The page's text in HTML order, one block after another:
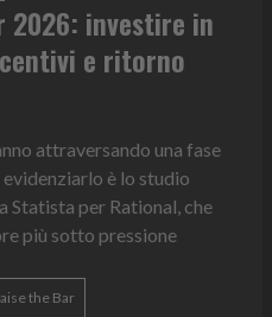
2026: investire in
e ritorno
attraversando una fase
è lo studio
Statista per Rational, che
più sotto pressione
the Bar